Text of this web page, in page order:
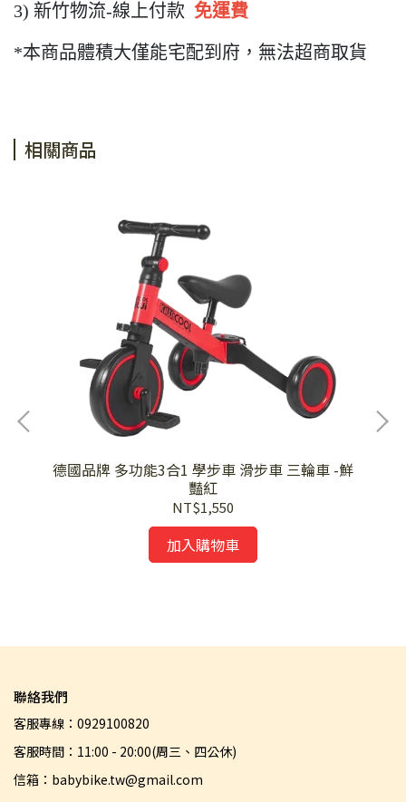
3) 新竹物流-線上付款 免運費
*本商品體積大僅能宅配到府，無法超商取貨
相關商品
德國品牌 多功能3合1 學步車 滑步車 三輪車 -鮮
豔紅
NT$1,550
加入購物車
聯絡我們
客服專線：0929100820
客服時間：11:00 - 20:00(周三、四公休)
信箱：babybike.tw@gmail.com